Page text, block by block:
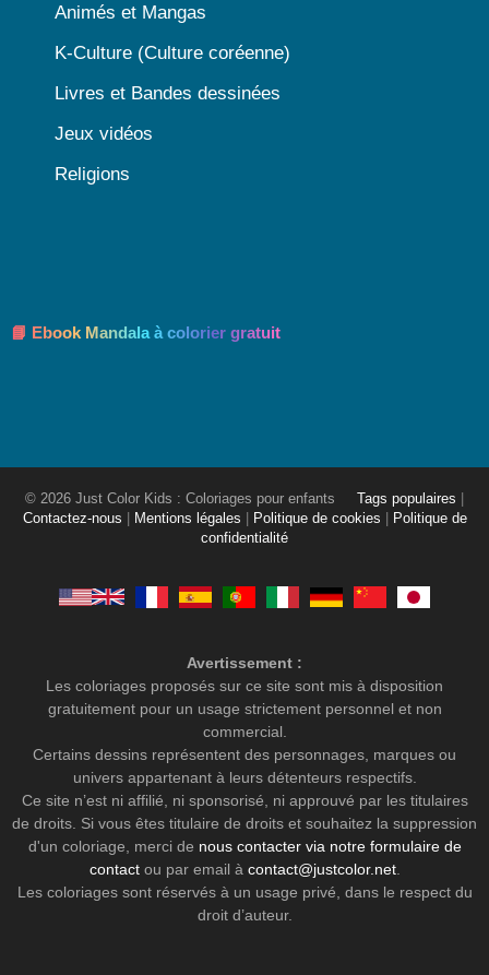
Animés et Mangas
K-Culture (Culture coréenne)
Livres et Bandes dessinées
Jeux vidéos
Religions
📘 Ebook Mandala à colorier gratuit
© 2026 Just Color Kids : Coloriages pour enfants Tags populaires
Contactez-nous
Mentions légales Politique de cookies
Politique de
confidentialité
Avertissement :
Les coloriages proposés sur ce site sont mis à disposition
gratuitement pour un usage strictement personnel et non
commercial.
Certains dessins représentent des personnages, marques ou
univers appartenant à leurs détenteurs respectifs.
Ce site n’est ni affilié, ni sponsorisé, ni approuvé par les titulaires
de droits. Si vous êtes titulaire de droits et souhaitez la suppression
d'un coloriage, merci de nous contacter via notre formulaire de
contactou par email à contact@justcolor.net.
Les coloriages sont réservés à un usage privé, dans le respect du
droit d’auteur.